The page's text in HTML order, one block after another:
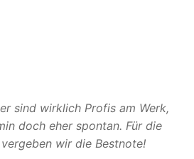
sind wirklich Profis am Werk,
doch eher spontan. Für die
wir die Bestnote!